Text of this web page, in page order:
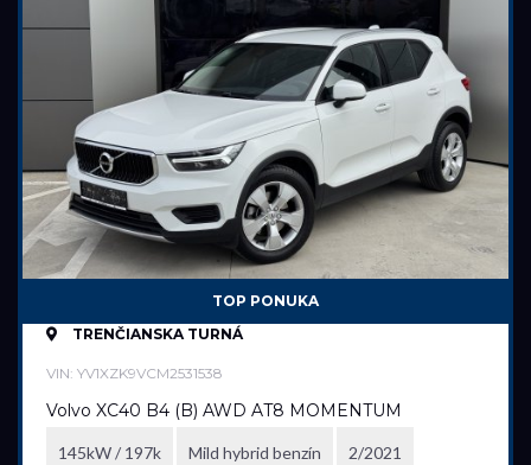
VOLVO SELEKT
JAZDENÉ VOZIDLÁ
RESET FILTRA
Značka
Volvo
Model
TOP PONUKA
TRENČIANSKA TURNÁ
VIN: YV1XZK9VCM2531538
Volvo XC40 B4 (B) AWD AT8 MOMENTUM
145kW / 197k Mild hybrid benzín 2/2021